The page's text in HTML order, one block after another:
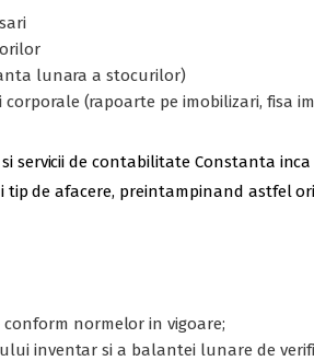
lunara a stocurilor)
(rapoarte pe imobilizari, fisa
servicii de contabilitate Constanta
de afacere, preintampinand astfel
normelor in vigoare;
inventar si a balantei lunare de